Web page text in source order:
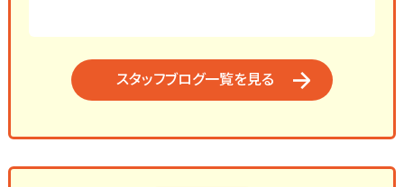
スタッフブログ一覧を見る